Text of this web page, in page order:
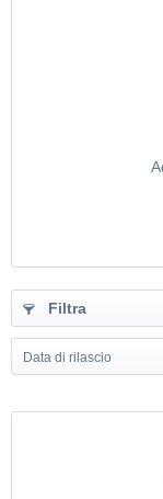
Filtra
Data di rilascio